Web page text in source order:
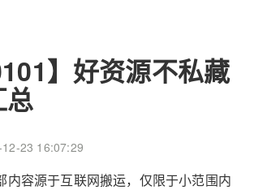
】好资源不私藏
总
23 16:07:29
内容源于互联网搬运，仅限于小范围内